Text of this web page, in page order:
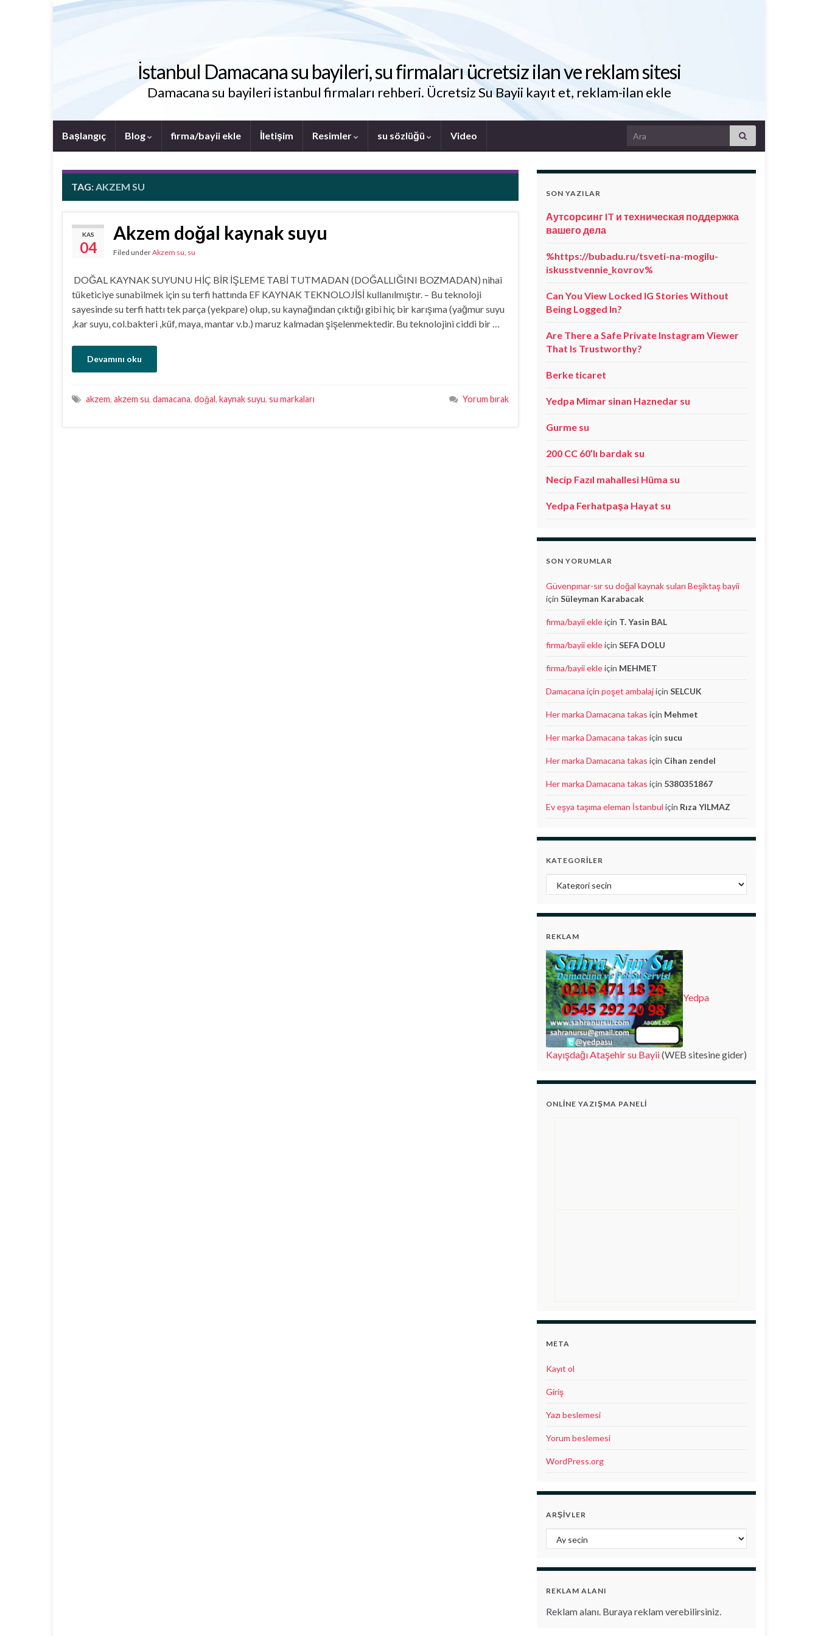
İstanbul Damacana su bayileri, su firmaları ücretsiz ilan ve reklam sitesi
Damacana su bayileri istanbul firmaları rehberi. Ücretsiz Su Bayii kayıt et, reklam-ilan ekle
Başlangıç Blog firma/bayii ekle İletişim Resimler su sözlüğü Video Search for:
TAG:AKZEM SU
KAS
04
Akzem doğal kaynak suyu
Filed underAkzem su, su
DOĞAL KAYNAK SUYUNU HİÇ BİR İŞLEME TABİ TUTMADAN (DOĞALLIĞINI BOZMADAN) nihai
tüketiciye sunabilmek için su terfi hattında EF KAYNAK TEKNOLOJİSİ kullanılmıştır. – Bu teknoloji
sayesinde su terfi hattı tek parça (yekpare) olup, su kaynağından çıktığı gibi hiç bir karışıma (yağmur suyu
,kar suyu, col.bakteri ,küf, maya, mantar v.b.) maruz kalmadan şişelenmektedir. Bu teknolojini ciddi bir …
Devamını oku
akzem, akzem su, damacana, doğal, kaynak suyu, su markaları Yorum bırak
SON YAZILAR
Аутсорсинг IT и техническая поддержка
вашего дела
%https://bubadu.ru/tsveti-na-mogilu-
iskusstvennie_kovrov%
Can You View Locked IG Stories Without
Being Logged In?
Are There a Safe Private Instagram Viewer
That Is Trustworthy?
Berke ticaret
Yedpa Mimar sinan Haznedar su
Gurme su
200 CC 60’lı bardak su
Necip Fazıl mahallesi Hüma su
Yedpa Ferhatpaşa Hayat su
SON YORUMLAR
Güvenpınar-sır su doğal kaynak suları Beşiktaş bayii
için Süleyman Karabacak
firma/bayii ekleiçin T. Yasin BAL
firma/bayii ekleiçin SEFA DOLU
firma/bayii ekleiçin MEHMET
Damacana için poşet ambalajiçin SELCUK
Her marka Damacana takas için Mehmet
Her marka Damacana takas için sucu
Her marka Damacana takas için Cihan zendel
Her marka Damacana takas için 5380351867
Ev eşya taşıma eleman İstanbul için Rıza YILMAZ
KATEGORILER
Kategoriler
REKLAM
Yedpa
Kayışdağı Ataşehir su Bayii(WEB sitesine gider)
ONLINE YAZIŞMA PANELI
META
Kayıt ol
Giriş
Yazı beslemesi
Yorum beslemesi
WordPress.org
ARŞIVLER
Arşivler
REKLAM ALANI
Reklam alanı. Buraya reklam verebilirsiniz.